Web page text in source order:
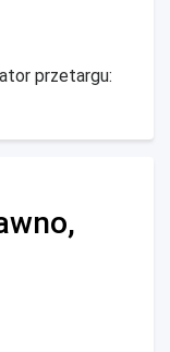
przetargu: